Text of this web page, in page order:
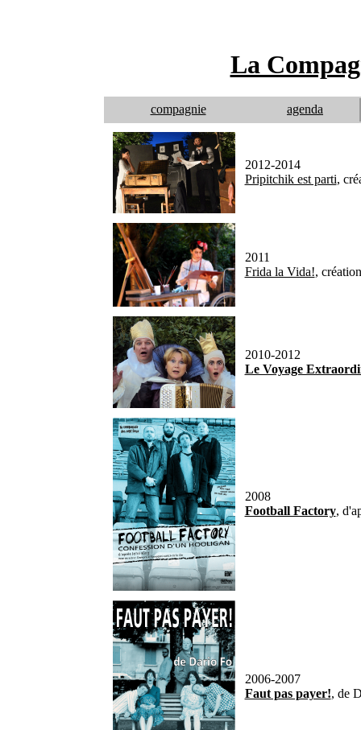
La
compagnie agenda
2012-2014
Pripitchik est parti,
2011
Frida la Vida!, création
2010-2012
Le Voyage
2008
Football Factory,
2006-2007
Faut pas payer!, de